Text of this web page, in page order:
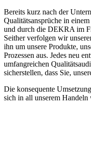
Bereits kurz nach der
Qualitätsansprüche in
und durch die DEKRA im
Seither verfolgen wir
ihn um unsere Produkte,
Prozessen aus. Jedes neu
umfangreichen
sicherstellen, dass Sie,
Die konsequente
sich in all unserem Handeln